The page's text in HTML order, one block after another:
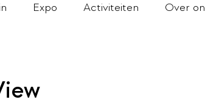
Expo Activiteiten Over